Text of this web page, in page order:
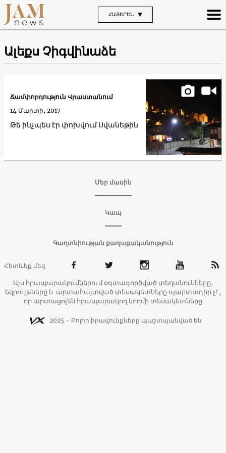
ՀԱՅԵՐԵՆ
Ալեքս Չիգվինաձե
Թե ինչպես էր փոխվում Սվանեթին
Ճամփորդություն Վրաստանում
14 Մարտի, 2017
Մեր մասին
Կապ
Գաղտնիության քաղաքականություն
Հետևեք մեզ
Այս հրապարակումներում օգտագործված տեղանունները,
եզրույթները և արտահայտված տեսակետները պարտադիր չէ,
որ արտացոլեն հրապարակող կողմի տեսակետները
2025 - Բոլոր իրավունքները պաշտպանված են